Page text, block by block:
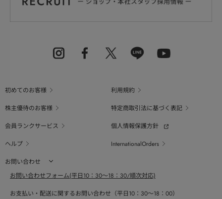
初めてのお客様
利用規約
株主優待のお客様
特定商取引法に基づく表記
会員ランクサービス
個人情報保護方針
ヘルプ
InternationalOrders
お問い合わせ
お問い合わせフォーム(平日10：30～18：30/順次対応)
お支払い・配送に関するお問い合わせ（平日10：30～18：00）